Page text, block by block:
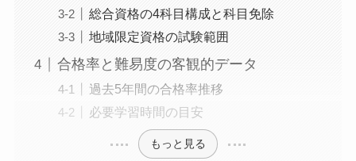
総合資格の4科目構成と科目免除
地域限定資格の試験範囲
合格率と難易度の客観的データ
過去5年間の合格率推移
必要学習時間の目安
もっと見る